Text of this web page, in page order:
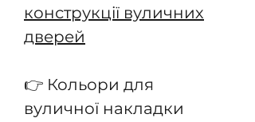
конструкції вуличних
дверей
👉 Кольори для
вуличної накладки